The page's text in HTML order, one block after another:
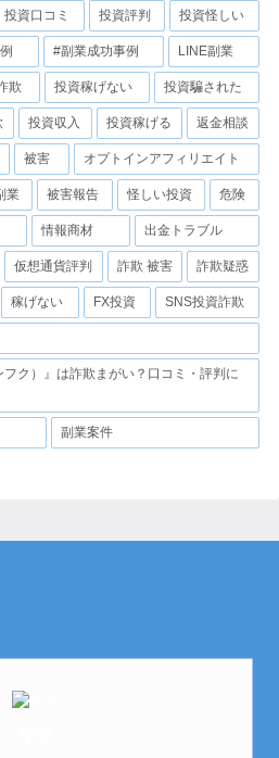
投資口コミ 投資評判 投資怪しい
#副業成功事例 LINE副業
欺 投資稼げない 投資騙された
投資収入 投資稼げる 返金相談
被害 オプトインアフィリエイト
業 被害報告 怪しい投資 危険
情報商材 出金トラブル
仮想通貨評判 詐欺 被害 詐欺疑惑
稼げない FX投資 SNS投資詐欺
フク）』は詐欺まがい？口コミ・評判に
副業案件